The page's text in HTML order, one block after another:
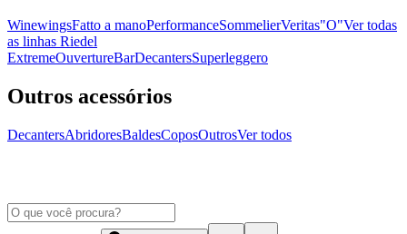
WinewingsFatto a manoPerformanceSommelierVeritas"O"Ver todas
as linhas Riedel
ExtremeOuvertureBarDecantersSuperleggero
Outros acessórios
DecantersAbridoresBaldesCoposOutrosVer todos